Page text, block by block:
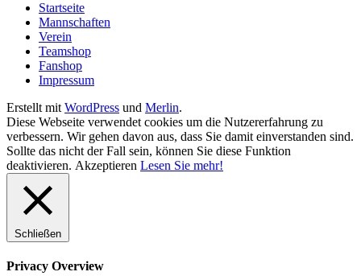
Startseite
Mannschaften
Verein
Teamshop
Fanshop
Impressum
Erstellt mit WordPress und Merlin.
Diese Webseite verwendet cookies um die Nutzererfahrung zu
verbessern. Wir gehen davon aus, dass Sie damit einverstanden sind.
Sollte das nicht der Fall sein, können Sie diese Funktion
deaktivieren. Akzeptieren Lesen Sie mehr!
Schließen
Privacy Overview